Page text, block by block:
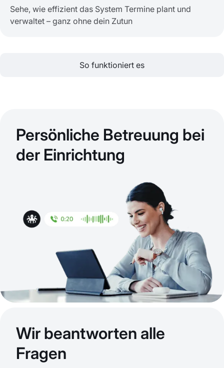
Sehe, wie effizient das System Termine plant und
verwaltet – ganz ohne dein Zutun
So funktioniert es
Persönliche Betreuung bei
der Einrichtung
Wir beantworten alle
Fragen